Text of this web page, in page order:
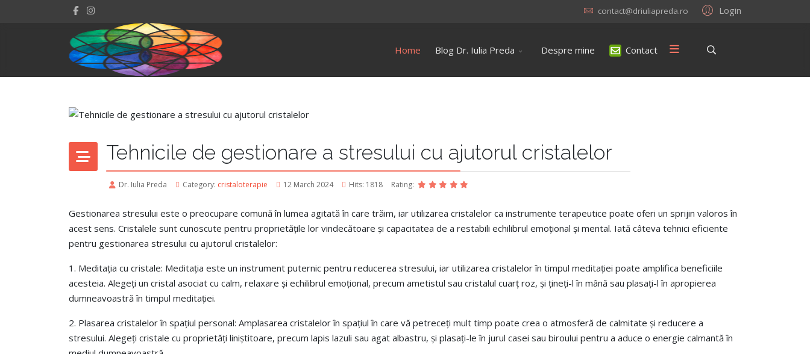
Login
contact@driuliapreda.ro
Home Blog Dr. Iulia Preda Despre mine Contact
Tehnicile de gestionare a stresului cu ajutorul cristalelor
Dr. Iulia Preda Category: cristaloterapie 12 March 2024 Hits: 1818 Rating:
Gestionarea stresului este o preocupare comună în lumea agitată în care trăim, iar utilizarea cristalelor ca instrumente terapeutice poate oferi un sprijin valoros în
acest sens. Cristalele sunt cunoscute pentru proprietățile lor vindecătoare și capacitatea de a restabili echilibrul emoțional și mental. Iată câteva tehnici eficiente
pentru gestionarea stresului cu ajutorul cristalelor:
1. Meditația cu cristale: Meditația este un instrument puternic pentru reducerea stresului, iar utilizarea cristalelor în timpul meditației poate amplifica beneficiile
acesteia. Alegeți un cristal asociat cu calm, relaxare și echilibrul emoțional, precum ametistul sau cristalul cuarț roz, și țineți-l în mână sau plasați-l în apropierea
dumneavoastră în timpul meditației.
2. Plasarea cristalelor în spațiul personal: Amplasarea cristalelor în spațiul în care vă petreceți mult timp poate crea o atmosferă de calmitate și reducere a
stresului. Alegeți cristale cu proprietăți liniștitoare, precum lapis lazuli sau agat albastru, și plasați-le în jurul casei sau biroului pentru a aduce o energie calmantă în